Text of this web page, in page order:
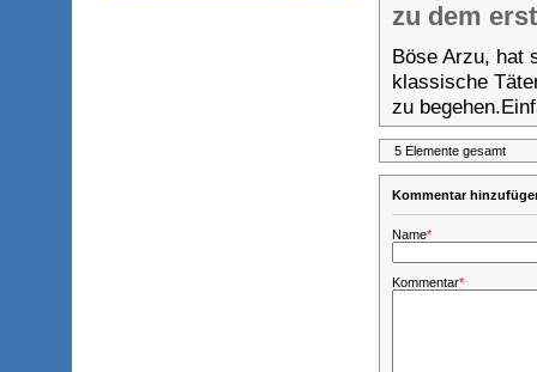
zu dem
Böse Arzu, hat
klassische
zu
5 Elemente gesamt
Kommentar
Name*
Kommentar*